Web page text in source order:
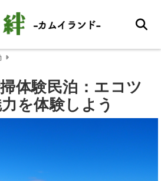
体験民泊：エコツ
を体験しよう